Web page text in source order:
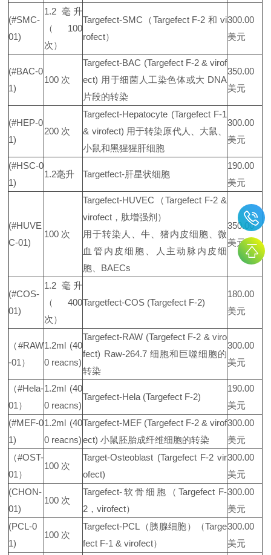
(#SMC-
01)
1.2 毫升
（100
次）
Targefect-SMC（Targefect F-2 和 vi
rofect）
300.00
美元
(#BAC-0
1)
100 次
Targefect-BAC (Targefect F-2 & virof
ect) 用于细菌人工染色体或大 DNA
片段的转染
350.00
美元
(#HEP-0
1)
200 次
Targefect-Hepatocyte (Targefect F-1
& virofect) 用于转染原代人、大鼠、
小鼠和黑猩猩肝细胞
300.00
美元
(#HSC-0
1)
1.2毫升 Targetfect-肝星状细胞
190.00
美元
(#HUVE
C-01)
100 次
Targefect-HUVEC（Targefect F-2 &
virofect，肽增强剂）
用于转染人、牛、猪内皮细胞、微
血管内皮细胞、人主动脉内皮细
胞、BAECs
350.00
美元
(#COS-
01)
1.2 毫升
（400
次）
Targetfect-COS (Targefect F-2)
180.00
美元
（#RAW
-01）
1.2ml (40
0 reacns)
Targefect-RAW (Targefect F-2 & viro
fect) Raw-264.7 细胞和巨噬细胞的
转染
300.00
美元
（#Hela-
01）
1.2ml (40
0 reacns)
Targefect-Hela (Targefect F-2)
190.00
美元
(#MEF-0
1)
1.2ml (40
0 reacns)
Targefect-MEF (Targefect F-2 & virof
ect) 小鼠胚胎成纤维细胞的转染
300.00
美元
（#OST-
01）
100 次
Target-Osteoblast (Targefect F-2 vir
ofect)
300.00
美元
(CHON-
01)
100 次
Targefect-软骨细胞（Targefect F-
2，virofect）
300.00
美元
(PCL-0
1)
100 次
Targefect-PCL（胰腺细胞）（Targe
fect F-1 & virofect）
300.00
美元